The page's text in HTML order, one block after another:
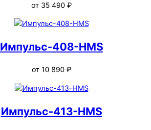
от 35 490 ₽
Импульс-408-HMS
от 10 890 ₽
Импульс-413-HMS